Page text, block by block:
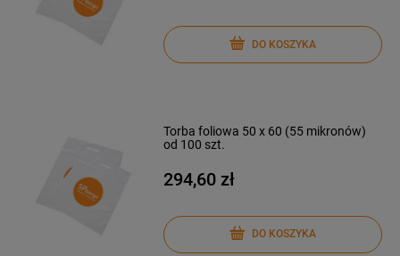
DO KOSZYKA
Torba foliowa 50 x 60 (55 mikronów)
od 100 szt.
294,60 zł
DO KOSZYKA